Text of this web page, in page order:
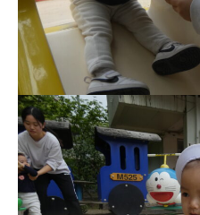
園舎案内
安⼼・安全対策
給⾷
課外教室
理事長のことば
教育と保育